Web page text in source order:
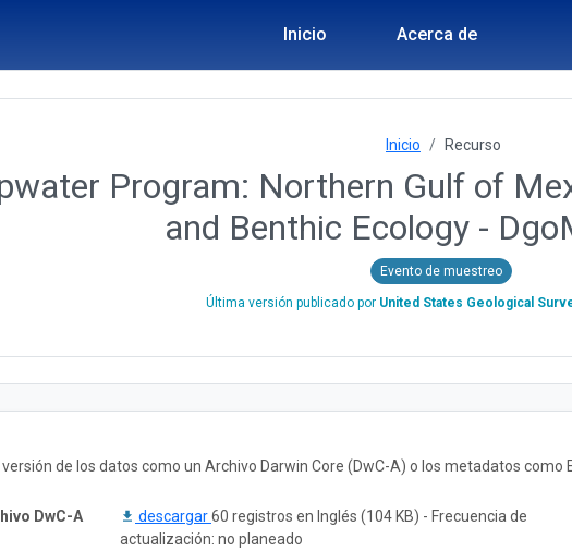
Inicio Acerca de
Inicio Recurso
Program: Northern Gulf of
and Benthic Ecology -
Evento de muestreo
Última versión publicado por United States Geological
de los datos como un Archivo Darwin Core (DwC-A) o los metadatos como
DwC-A
descargar60 registros en Inglés (104 KB) - Frecuencia de
actualización: no planeado